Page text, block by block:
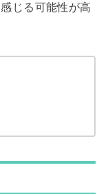
じる可能性が高